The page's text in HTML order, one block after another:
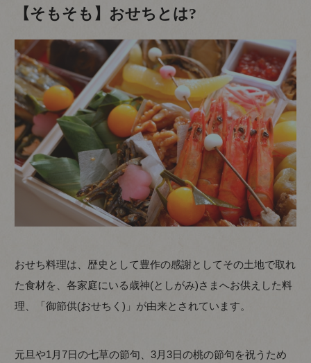
【そもそも】おせちとは?
おせち料理は、歴史として豊作の感謝としてその土地で取れ
た食材を、各家庭にいる歳神(としがみ)さまへお供えした料
理、「御節供(おせちく)」が由来とされています。
元旦や1月7日の七草の節句、3月3日の桃の節句を祝うため